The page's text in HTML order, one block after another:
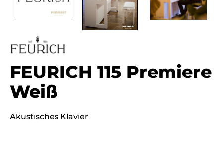
FEURICH 115 Premiere
Weiß
Akustisches Klavier